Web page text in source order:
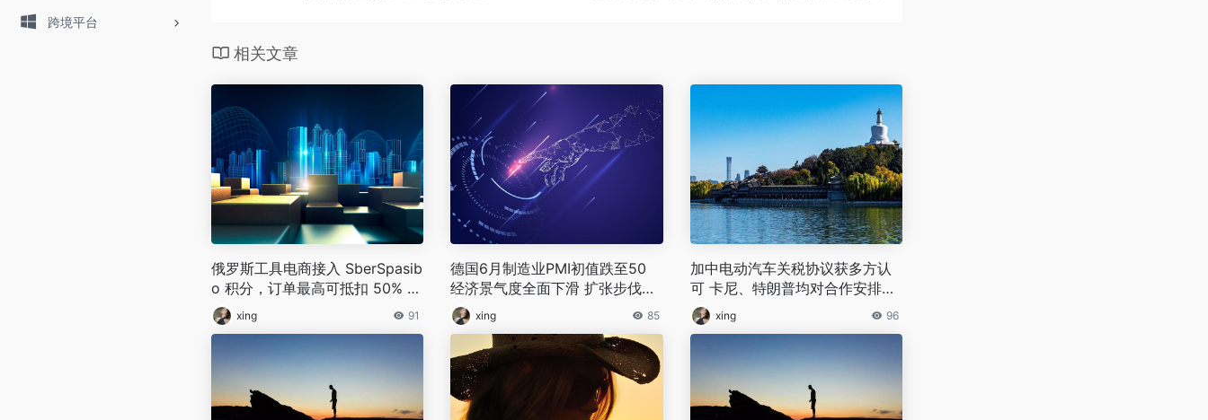
跨境平台
相关文章
俄罗斯工具电商接入 SberSpasib
o 积分，订单最高可抵扣 50% 货
款
xing 91
德国6月制造业PMI初值跌至50
经济景气度全面下滑 扩张步伐显
著放缓xing 85
加中电动汽车关税协议获多方认
可 卡尼、特朗普均对合作安排表
示赞赏xing 96